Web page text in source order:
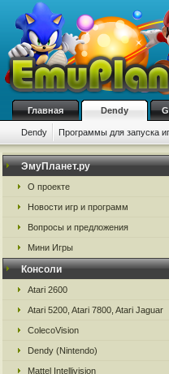
Главная Dendy
Dendy Программы для запуска
ЭмуПланет.ру
О проекте
Новости игр и программ
Вопросы и предложения
Мини Игры
Консоли
Atari 2600
Atari 5200, Atari 7800, Atari Jaguar
ColecoVision
Dendy (Nintendo)
Mattel Intellivision